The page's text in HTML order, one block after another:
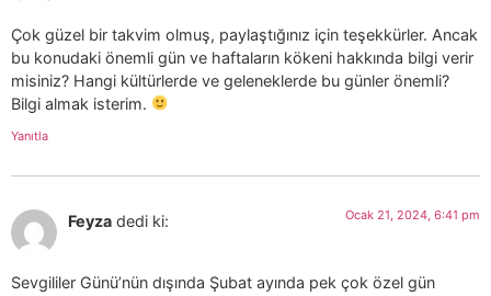
Çok güzel bir takvim olmuş, paylaştığınız için teşekkürler. Ancak
bu konudaki önemli gün ve haftaların kökeni hakkında bilgi verir
misiniz? Hangi kültürlerde ve geleneklerde bu günler önemli?
Bilgi almak isterim.
Yanıtla
Feyza dedi ki: Ocak 21, 2024, 6:41 pm
Sevgililer Günü’nün dışında Şubat ayında pek çok özel gün